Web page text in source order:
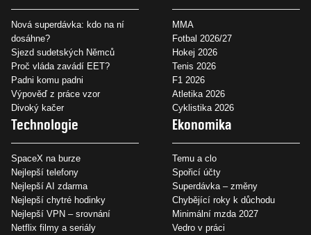
Nová superdávka: kdo na ní
dosáhne?
Sjezd sudetských Němců
Proč vláda zavádí EET?
Padni komu padni
Výpověď z práce vzor
Divoký kačer
MMA
Fotbal 2026/27
Hokej 2026
Tenis 2026
F1 2026
Atletika 2026
Cyklistika 2026
Technologie
SpaceX na burze
Nejlepší telefony
Nejlepší AI zdarma
Nejlepší chytré hodinky
Nejlepší VPN – srovnání
Netflix filmy a seriály
Ekonomika
Temu a clo
Spořicí účty
Superdávka – změny
Chybějící roky k důchodu
Minimální mzda 2027
Vedro v práci